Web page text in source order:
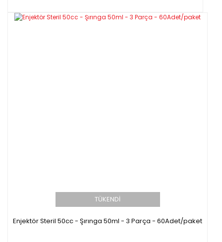
TÜKENDİ
Enjektör Steril 50cc - Şırınga 50ml - 3 Parça - 60Adet/paket